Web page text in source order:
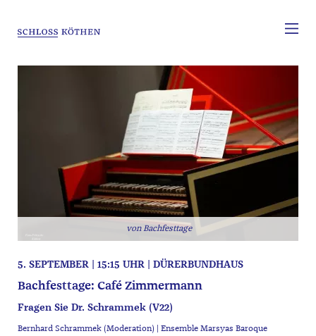
Bachfesttage
5. SEPTEMBER | 15:15 UHR | DÜRERBUNDHAUS
Bachfesttage: Café Zimmermann
Fragen Sie Dr. Schrammek (V22)
Bernhard Schrammek (Moderation) | Ensemble Marsyas Baroque